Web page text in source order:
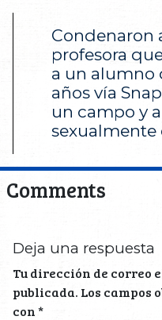
Condenaron
profesora
a un alumno
años vía
un campo y
sexualmente
Comments
Deja una respuesta
Tu dirección de correo
publicada. Los campos
con*